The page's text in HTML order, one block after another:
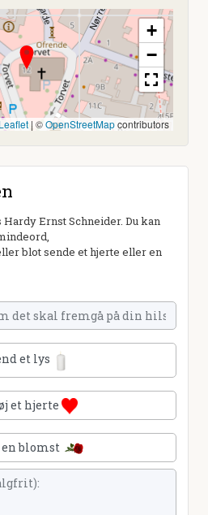
+
−
Leaflet | ©OpenStreetMapcontributors
Ernst Schneider. Du kan
blot sende et hjerte eller en
et lys
et hjerte
blomst